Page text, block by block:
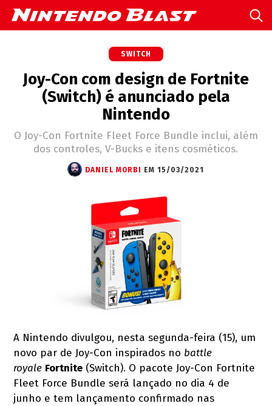
SWITCH
Joy-Con com design de Fortnite
(Switch) é anunciado pela
Nintendo
O Joy-Con Fortnite Fleet Force Bundle inclui, além
dos controles, V-Bucks e itens cosméticos.
DANIEL MORBI EM 15/03/2021
A Nintendo divulgou, nesta segunda-feira (15), um
novo par de Joy-Con inspirados no battle
royale Fortnite (Switch). O pacote Joy-Con Fortnite
Fleet Force Bundle será lançado no dia 4 de
junho e tem lançamento confirmado nas